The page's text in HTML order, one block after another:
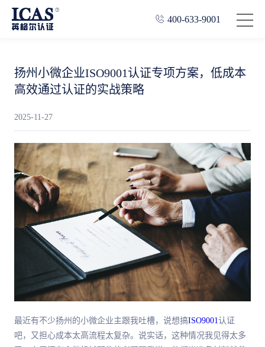
400-633-9001
扬州小微企业ISO9001认证专项方案，低成本
高效通过认证的实战策略
2025-11-27
最近有不少扬州的小微企业主跟我吐槽，说想搞ISO9001认证
吧，又担心成本太高流程太复杂。说实话，这种情况我见得太多